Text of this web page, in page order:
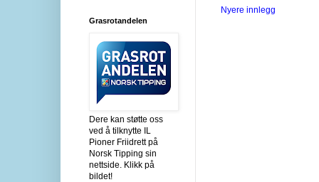
Nyere innlegg
Grasrotandelen
Dere kan støtte oss
ved å tilknytte IL
Pioner Friidrett på
Norsk Tipping sin
nettside. Klikk på
bildet!